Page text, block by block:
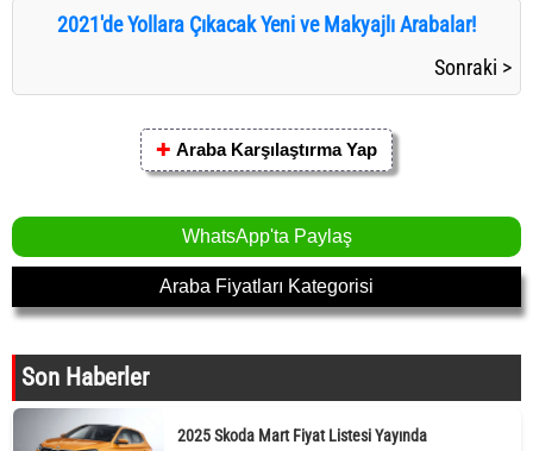
2021'de Yollara Çıkacak Yeni ve Makyajlı Arabalar!
Sonraki >
✚ Araba Karşılaştırma Yap
WhatsApp'ta Paylaş
Araba Fiyatları Kategorisi
Son Haberler
2025 Skoda Mart Fiyat Listesi Yayında